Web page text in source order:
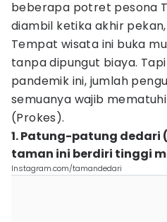
beberapa potret pesona
diambil ketika akhir
Tempat wisata ini buka
tanpa dipungut biaya.
pandemik ini, jumlah
semuanya wajib
(Prokes).
1. Patung-patung
taman ini berdiri tinggi
Instagram.com/tamandedari